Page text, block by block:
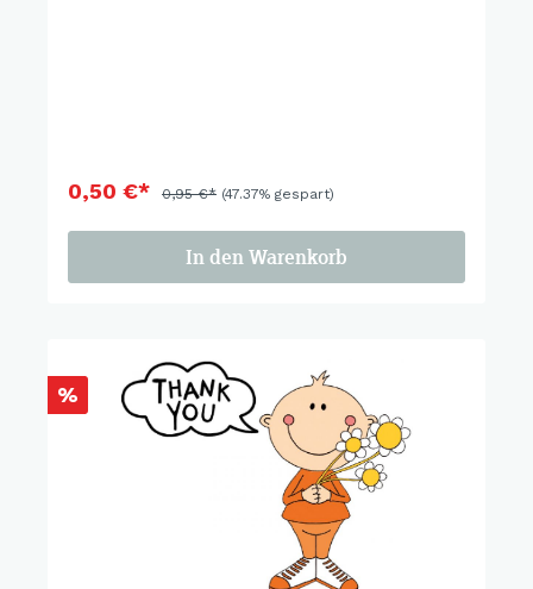
0,50 €* 0,95 €* (47.37% gespart)
In den Warenkorb
%